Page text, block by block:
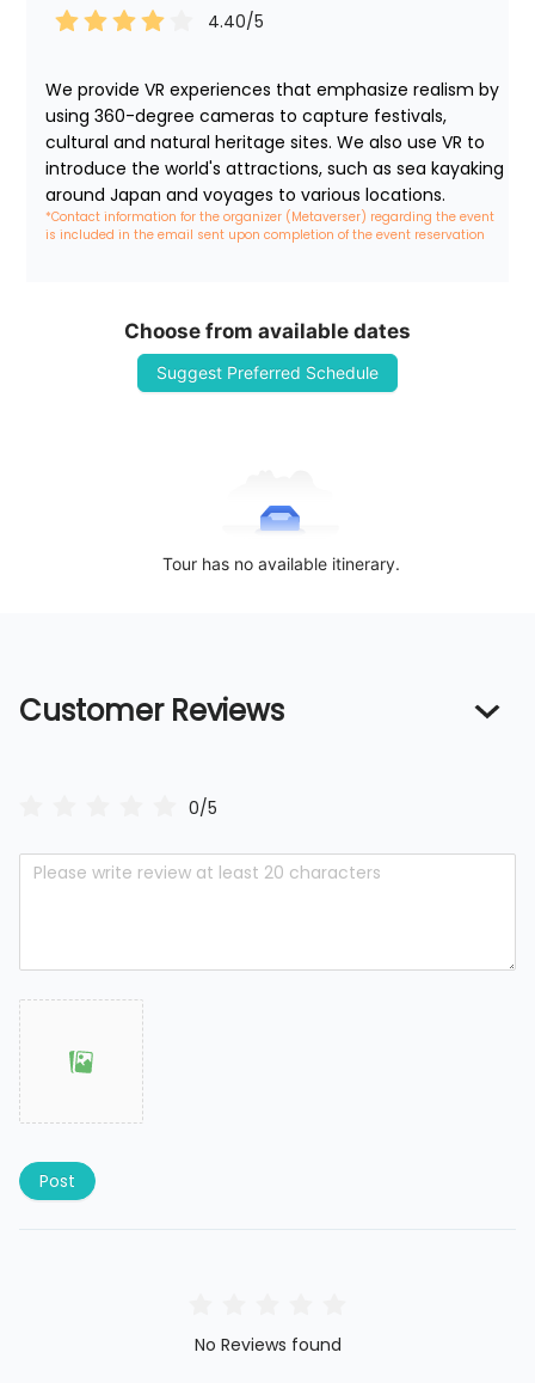
4.40/5
We provide VR experiences that emphasize realism by
using 360-degree cameras to capture festivals,
cultural and natural heritage sites. We also use VR to
introduce the world's attractions, such as sea kayaking
around Japan and voyages to various locations.
*Contact information for the organizer (Metaverser) regarding the event
is included in the email sent upon completion of the event reservation
Choose from available dates
Suggest Preferred Schedule
Tour has no available itinerary.
Customer Reviews
0/5
Post
No Reviews found